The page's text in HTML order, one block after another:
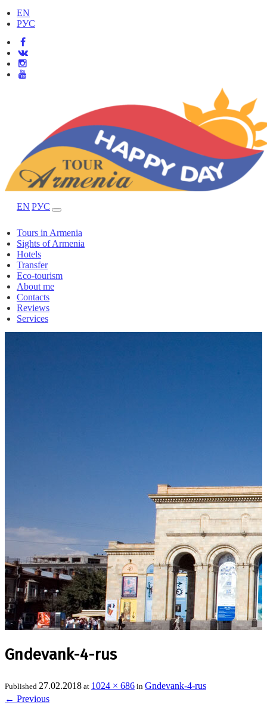
EN
РУС
EN РУС
Tours in Armenia
Sights of Armenia
Hotels
Transfer
Eco-tourism
About me
Contacts
Reviews
Services
Gndevank-4-rus
Published 27.02.2018 at 1024 × 686 in Gndevank-4-rus
← Previous